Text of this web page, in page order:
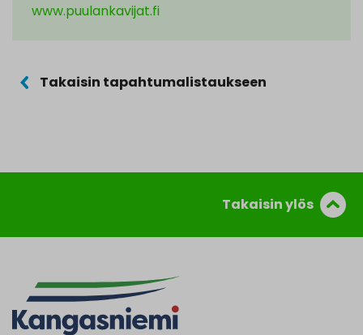
www.puulankavijat.fi
Takaisin tapahtumalistaukseen
Takaisin ylös